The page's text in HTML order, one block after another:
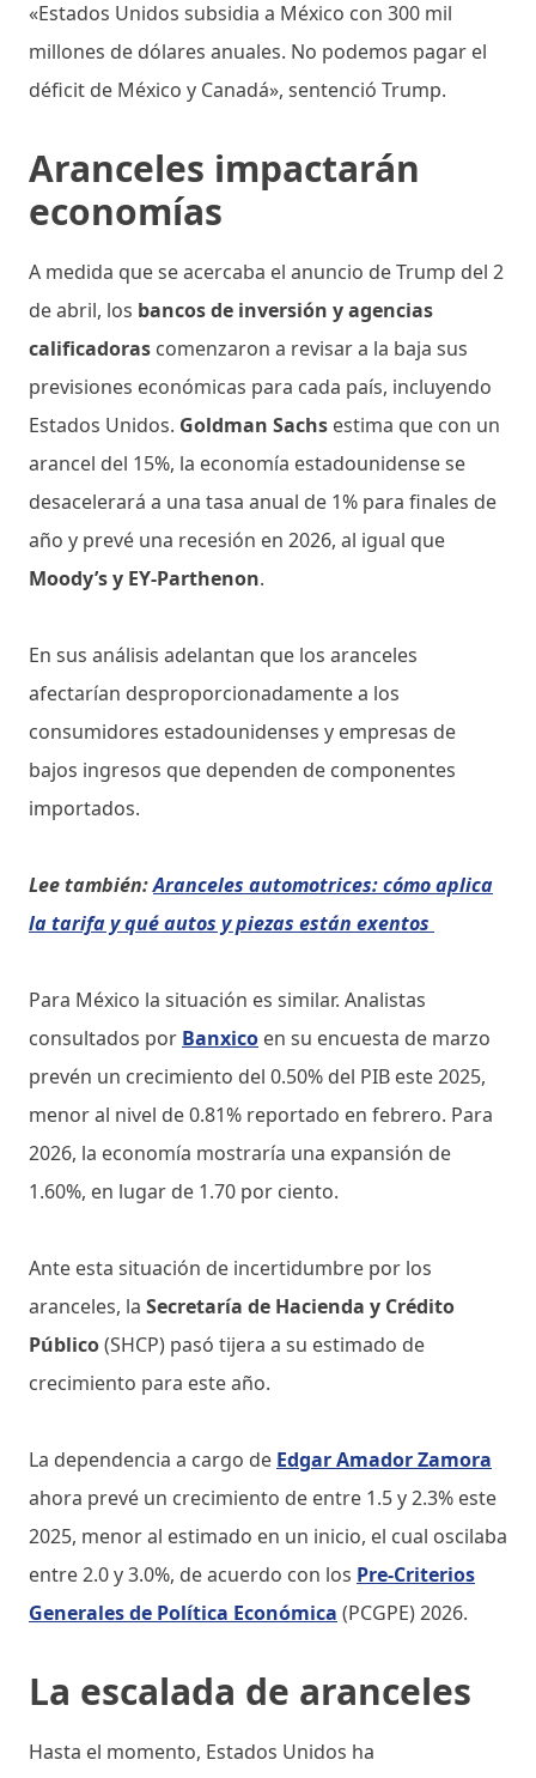
«Estados Unidos subsidia a México con 300 mil
millones de dólares anuales. No podemos pagar el
déficit de México y Canadá», sentenció Trump.
Aranceles impactarán
economías
A medida que se acercaba el anuncio de Trump del 2
de abril, los bancos de inversión y agencias
calificadoras comenzaron a revisar a la baja sus
previsiones económicas para cada país, incluyendo
Estados Unidos. Goldman Sachs estima que con un
arancel del 15%, la economía estadounidense se
desacelerará a una tasa anual de 1% para finales de
año y prevé una recesión en 2026, al igual que
Moody’s y EY-Parthenon.
En sus análisis adelantan que los aranceles
afectarían desproporcionadamente a los
consumidores estadounidenses y empresas de
bajos ingresos que dependen de componentes
importados.
Lee también:Aranceles automotrices: cómo aplica
la tarifa y qué autos y piezas están exentos
Para México la situación es similar. Analistas
consultados por Banxico en su encuesta de marzo
prevén un crecimiento del 0.50% del PIB este 2025,
menor al nivel de 0.81% reportado en febrero. Para
2026, la economía mostraría una expansión de
1.60%, en lugar de 1.70 por ciento.
Ante esta situación de incertidumbre por los
aranceles, la Secretaría de Hacienda y Crédito
Público(SHCP) pasó tijera a su estimado de
crecimiento para este año.
La dependencia a cargo de Edgar Amador Zamora
ahora prevé un crecimiento de entre 1.5 y 2.3% este
2025, menor al estimado en un inicio, el cual oscilaba
entre 2.0 y 3.0%, de acuerdo con los Pre-Criterios
Generales de Política Económica (PCGPE) 2026.
La escalada de aranceles
Hasta el momento, Estados Unidos ha